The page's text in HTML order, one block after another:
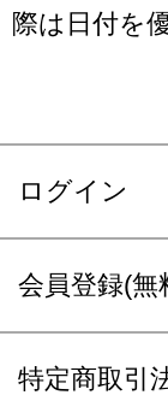
際は日付を
ログイン
会員登録(無
特定商取引